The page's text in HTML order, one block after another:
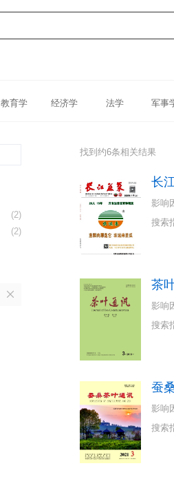
教育学 经济学 法学 军事
(2)
(2)
找到约6条相关结果
长
影响
搜索
茶
影响
搜索
蚕
影响
搜索